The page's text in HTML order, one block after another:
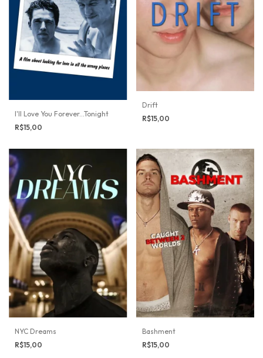
I'll Love You Forever...Tonight
R$15,00
Drift
R$15,00
NYC Dreams
R$15,00
Bashment
R$15,00